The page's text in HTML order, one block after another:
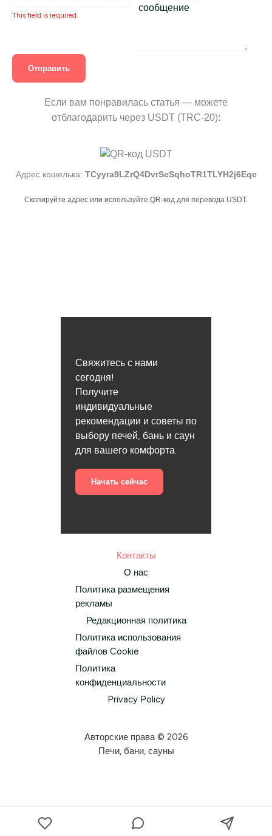
This field is required.
Отправить
Если вам понравилась статья — можете
отблагодарить через USDT (TRC-20):
Адрес кошелька: TCyyra9LZrQ4DvrScSqhoTR1TLYH2j6Eqc
Скопируйте адрес или используйте QR-код для перевода USDT.
Свяжитесь с нами
сегодня!
Получите
индивидуальные
рекомендации и советы по
выбору печей, бань и саун
для вашего комфорта.
Начать сейчас
Контакты
О нас
Политика размещения
рекламы
Редакционная политика
Политика использования
файлов Cookie
Политика
конфиденциальности
Privacy Policy
Авторские права © 2026
Печи, бани, сауны